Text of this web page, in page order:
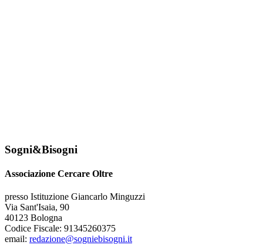
Sogni&Bisogni
Associazione Cercare Oltre
presso Istituzione Giancarlo Minguzzi
Via Sant'Isaia, 90
40123 Bologna
Codice Fiscale: 91345260375
email: redazione@sogniebisogni.it